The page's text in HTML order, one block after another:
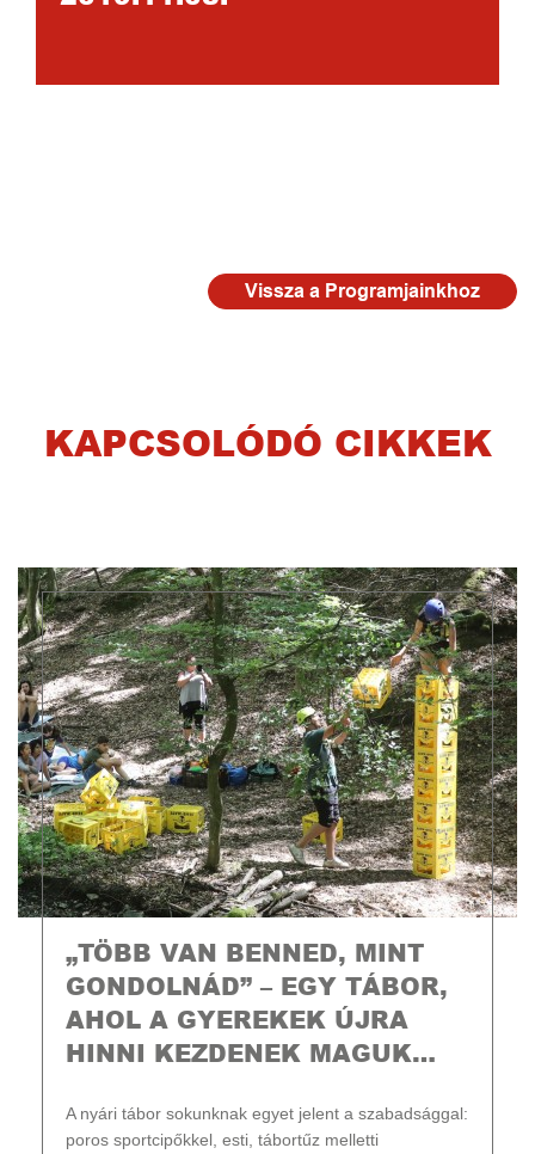
Vissza a Programjainkhoz
KAPCSOLÓDÓ CIKKEK
„TÖBB VAN BENNED, MINT
GONDOLNÁD” – EGY TÁBOR,
AHOL A GYEREKEK ÚJRA
HINNI KEZDENEK MAGUK…
A nyári tábor sokunknak egyet jelent a szabadsággal:
poros sportcipőkkel, esti, tábortűz melletti